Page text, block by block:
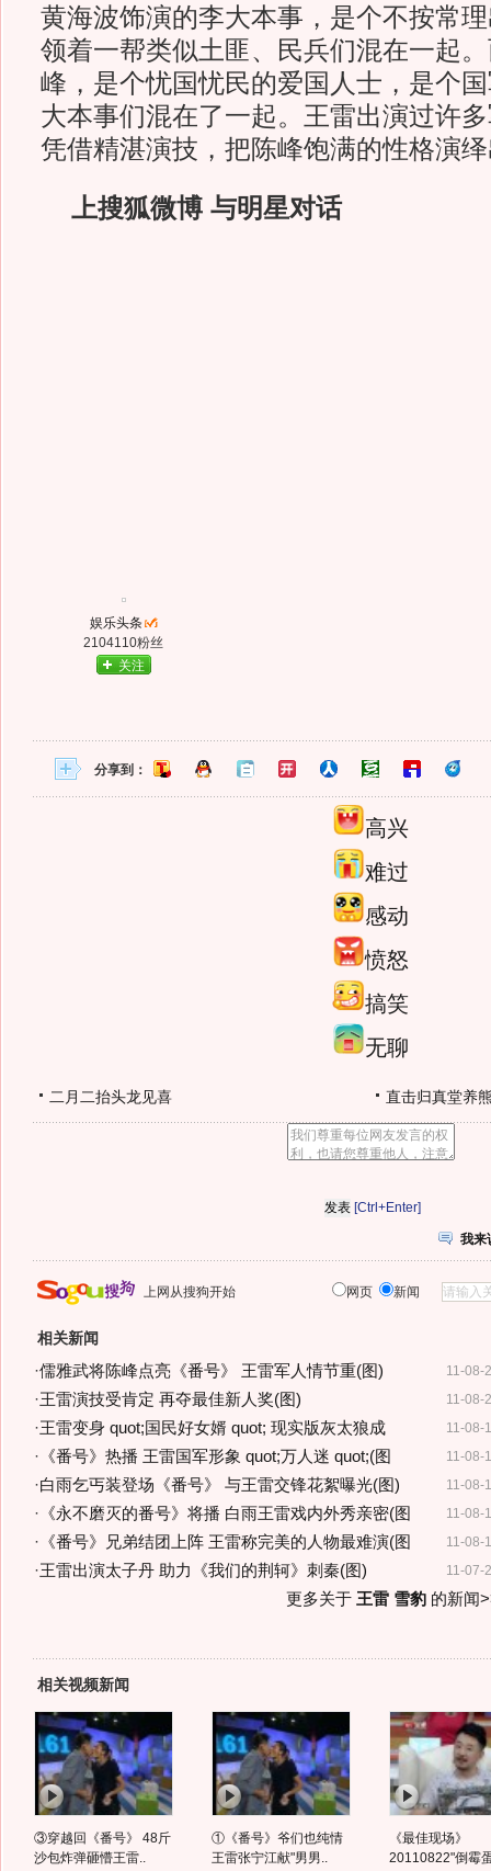
黄海波饰演的李大本事，是个不按常理
领着一帮类似土匪、民兵们混在一起
峰，是个忧国忧民的爱国人士，是个
大本事们混在了一起。王雷出演过许
凭借精湛演技，把陈峰饱满的性格演
上搜狐微博 与明星对话
娱乐头条
2104110粉丝
关注
分享到：
高兴
难过
感动
愤怒
搞笑
无聊
二月二抬头龙见喜 直击归真堂养
[Ctrl+Enter]
我来
上网从搜狗开始 网页 新闻
相关新闻
11-08-
·儒雅武将陈峰点亮《番号》 王雷军人情节重(图)
11-08-
·王雷演技受肯定 再夺最佳新人奖(图)
11-08-
·王雷变身 quot;国民好女婿 quot; 现实版灰太狼成
11-08-
· 《番号》热播 王雷国军形象 quot;万人迷 quot;(图
11-08-
·白雨乞丐装登场《番号》 与王雷交锋花絮曝光(图)
11-08-
· 《永不磨灭的番号》将播 白雨王雷戏内外秀亲密(图
11-08-
· 《番号》兄弟结团上阵 王雷称完美的人物最难演(图
11-07-
·王雷出演太子丹 助力《我们的荆轲》刺秦(图)
更多关于 王雷 雪豹的新闻
相关视频新闻
③穿越回《番号》 48斤
沙包炸弹砸懵王雷..
①《番号》爷们也纯情
王雷张宁江献"男男..
《最佳现场》
20110822"倒霉